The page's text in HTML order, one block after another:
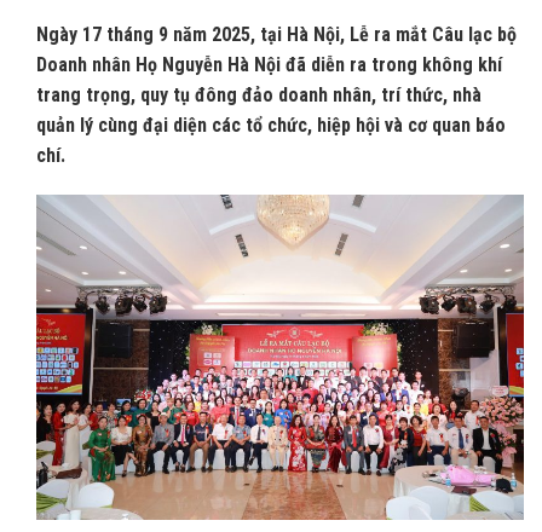
Ngày 17 tháng 9 năm 2025, tại Hà Nội, Lễ ra mắt Câu lạc bộ
Doanh nhân Họ Nguyễn Hà Nội đã diễn ra trong không khí
trang trọng, quy tụ đông đảo doanh nhân, trí thức, nhà
quản lý cùng đại diện các tổ chức, hiệp hội và cơ quan báo
chí.